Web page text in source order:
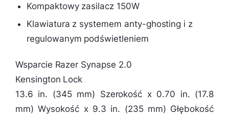
Kompaktowy zasilacz 150W
Klawiatura z systemem anty-ghosting i z
regulowanym podświetleniem
Wsparcie Razer Synapse 2.0
Kensington Lock
13.6 in. (345 mm) Szerokość x 0.70 in. (17.8
mm) Wysokość x 9.3 in. (235 mm) Głębokość